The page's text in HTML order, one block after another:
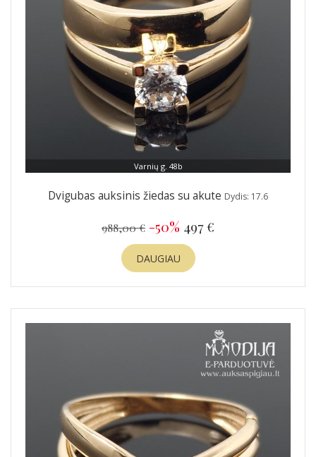
Varnių g. 48b
Dvigubas auksinis žiedas su akute Dydis: 17.6
988,00 € -50% 497 €
DAUGIAU